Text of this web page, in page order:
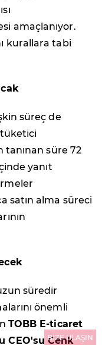
amaçlanıyor.
kurallara tabi
süreç de
tüketici
tanınan süre 72
yanıt
satın alma süreci
süredir
önemli
TOBB E-ticaret
CEO'su Cenk
BİZE ULAŞIN